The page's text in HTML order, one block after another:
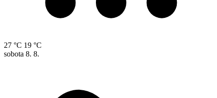
27 °C 19 °C
sobota 8. 8.